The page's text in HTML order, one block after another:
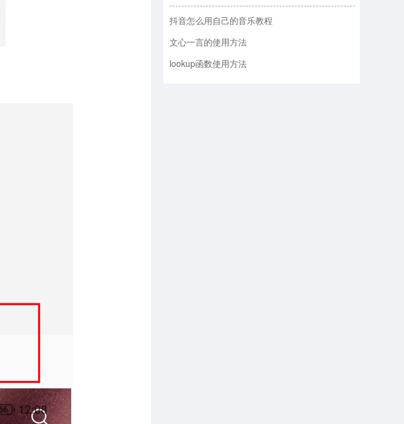
抖音怎么用自己的音乐教程
文心一言的使用方法
lookup函数使用方法